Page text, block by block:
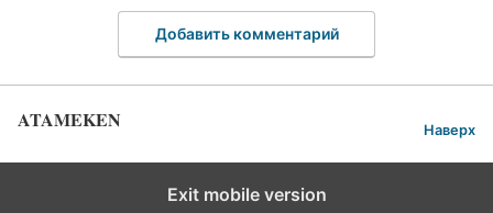
Добавить комментарий
ATAMEKEN Наверх
Exit mobile version